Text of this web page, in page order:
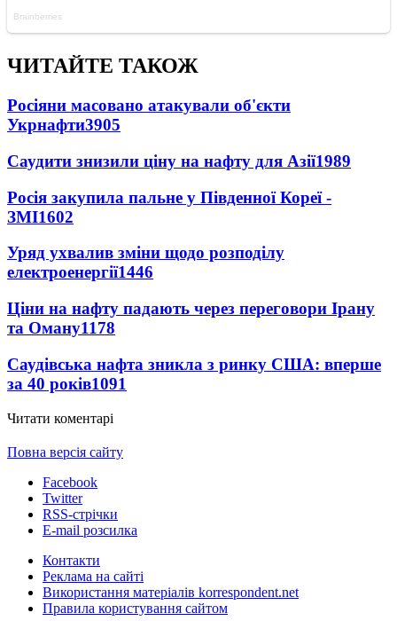
ЧИТАЙТЕ ТАКОЖ
Росіяни масовано атакували об'єкти
Укрнафти3905
Саудити знизили ціну на нафту для Азії1989
Росія закупила пальне у Південної Кореї -
ЗМІ1602
Уряд ухвалив зміни щодо розподілу
електроенергії1446
Ціни на нафту падають через переговори Ірану
та Оману1178
Саудівська нафта зникла з ринку США: вперше
за 40 років1091
Читати коментарі
Повна версія сайту
Facebook
Twitter
RSS-стрічки
E-mail розсилка
Контакти
Реклама на сайті
Використання матеріалів korrespondent.net
Правила користування сайтом